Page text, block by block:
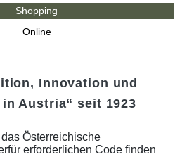
Shopping
Online
Innovation und
Austria“ seit 1923
Österreichische
erforderlichen Code finden